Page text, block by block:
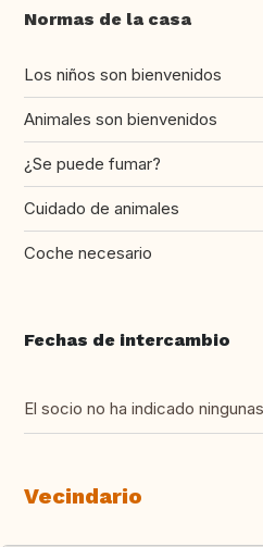
Normas de la casa
Los niños son bienvenidos
Animales son bienvenidos
¿Se puede fumar?
Cuidado de animales
Coche necesario
Fechas de intercambio
El socio no ha indicado
Vecindario